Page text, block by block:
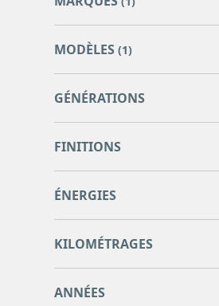
MODÈLES (1)
AMAROK
GOLF
GOLF SPORTSVAN 1
ID.3 6
ID.4 2
PASSAT 5
T-CROSS
GÉNÉRATIONS
FINITIONS
ÉNERGIES
KILOMÉTRAGES
ANNÉES